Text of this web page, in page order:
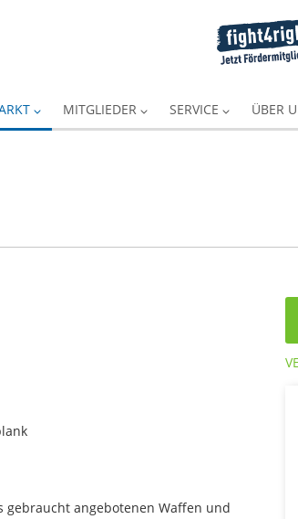
MITGLIEDER SERVICE ÜBER
angebotenen Waffen und